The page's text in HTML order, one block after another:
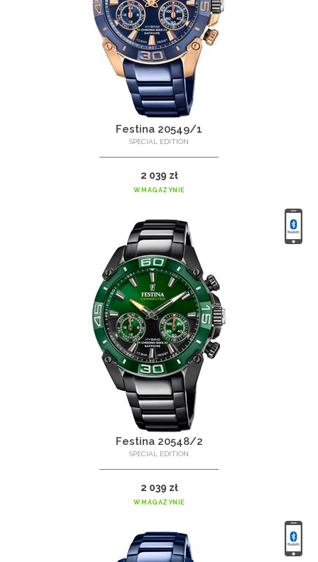
Festina 20549/1
SPECIAL EDITION
2 039 zł
W MAGAZYNIE
Festina 20548/2
SPECIAL EDITION
2 039 zł
W MAGAZYNIE